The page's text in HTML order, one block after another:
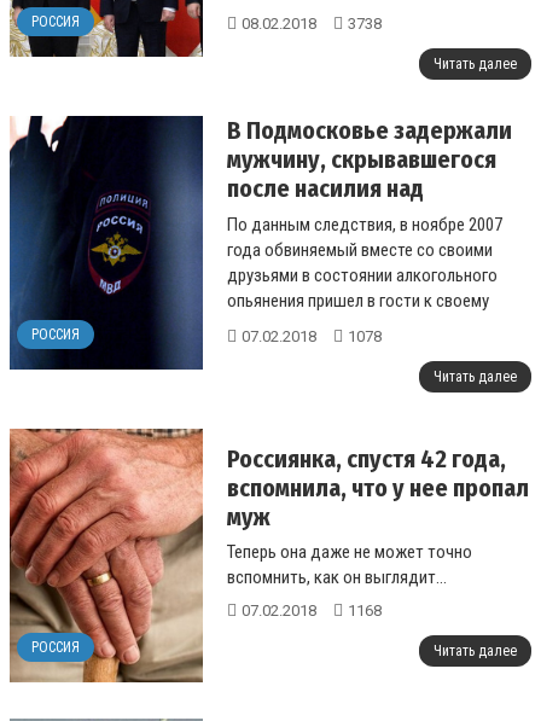
РОССИЯ
конференции по безопасности, если эта
08.02.2018 3738
Читать далее
РОССИЯ
В Подмосковье задержали
мужчину, скрывавшегося
после насилия над
подростком
По данным следствия, в ноябре 2007
года обвиняемый вместе со своими
друзьями в состоянии алкогольного
опьянения пришел в гости к своему
односельчанину, которого не оказалось
07.02.2018 1078
Читать далее
РОССИЯ
Россиянка, спустя 42 года,
вспомнила, что у нее пропал
муж
Теперь она даже не может точно
вспомнить, как он выглядит...
07.02.2018 1168
Читать далее